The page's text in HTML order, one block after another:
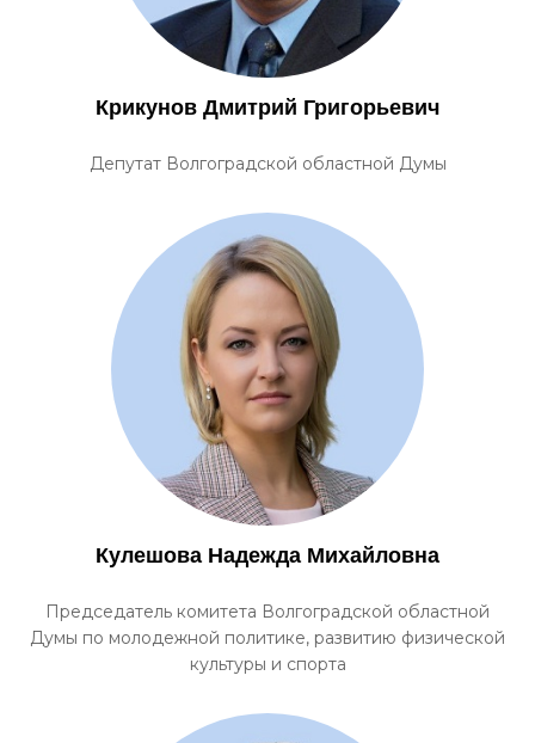
Крикунов Дмитрий Григорьевич
Депутат Волгоградской областной Думы
Кулешова Надежда Михайловна
Председатель комитета Волгоградской областной
Думы по молодежной политике, развитию физической
культуры и спорта